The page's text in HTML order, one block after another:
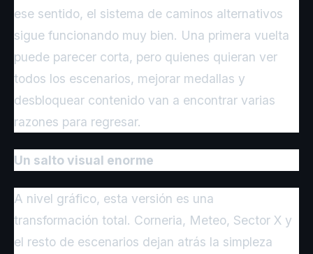
ese sentido, el sistema de caminos alternativos
sigue funcionando muy bien. Una primera vuelta
puede parecer corta, pero quienes quieran ver
todos los escenarios, mejorar medallas y
desbloquear contenido van a encontrar varias
razones para regresar.
Un salto visual enorme
A nivel gráfico, esta versión es una
transformación total. Corneria, Meteo, Sector X y
el resto de escenarios dejan atrás la simpleza